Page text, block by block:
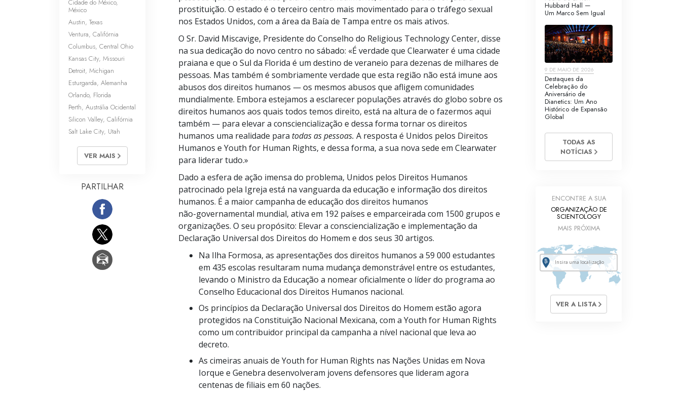
prostituição. O estado é o terceiro centro mais movimentado para o tráfego sexual
nos Estados Unidos, com a área da Baía de Tampa entre os mais ativos.
O Sr. David Miscavige, Presidente do Conselho do Religious Technology Center, disse
na sua dedicação do novo centro no sábado: «É verdade que Clearwater é uma cidade
praiana e que o Sul da Florida é um destino de veraneio para dezenas de milhares de
pessoas. Mas também é sombriamente verdade que esta região não está imune aos
abusos dos direitos humanos — os mesmos abusos que afligem comunidades
mundialmente. Embora estejamos a esclarecer populações através do globo sobre os
direitos humanos aos quais todos temos direito, está na altura de o fazermos aqui
também — para elevar a consciencialização e dessa forma tornar os direitos
humanos uma realidade para todas as pessoas. A resposta é Unidos pelos Direitos
Humanos e Youth for Human Rights, e dessa forma, a sua nova sede em Clearwater
para liderar tudo.»
Dado a esfera de ação imensa do problema, Unidos pelos Direitos Humanos
patrocinado pela Igreja está na vanguarda da educação e informação dos direitos
humanos. É a maior campanha de educação dos direitos humanos
não-governamental mundial, ativa em 192 países e emparceirada com 1500 grupos e
organizações. O seu propósito: Elevar a consciencialização e implementação da
Declaração Universal dos Direitos do Homem e dos seus 30 artigos.
Na Ilha Formosa, as apresentações dos direitos humanos a 59 000 estudantes
em 435 escolas resultaram numa mudança demonstrável entre os estudantes,
levando o Ministro da Educação a nomear oficialmente o líder do programa ao
Conselho Educacional dos Direitos Humanos nacional.
Os princípios da Declaração Universal dos Direitos do Homem estão agora
protegidos na Constituição Nacional Mexicana, com a Youth for Human Rights
como um contribuidor principal da campanha a nível nacional que leva ao
decreto.
As cimeiras anuais de Youth for Human Rights nas Nações Unidas em Nova
Iorque e Genebra desenvolveram jovens defensores que lideram agora
centenas de filiais em 60 nações.
Cidade do México,
México
Austin, Texas
Ventura, Califórnia
Columbus, Central Ohio
Kansas City, Missouri
Detroit, Michigan
Esturgarda, Alemanha
Orlando, Florida
Perth, Austrália Ocidental
Silicon Valley, Califórnia
Salt Lake City, Utah
VER MAIS
PARTILHAR
Hubbard Hall —
Um Marco Sem Igual
9 DE MAIO DE 2026
Destaques da
Celebração do
Aniversário de
Dianetics: Um Ano
Histórico de Expansão
Global
TODAS AS
NOTÍCIAS
ENCONTRE A SUA
ORGANIZAÇÃO DE
SCIENTOLOGY
MAIS PRÓXIMA
VER A LISTA